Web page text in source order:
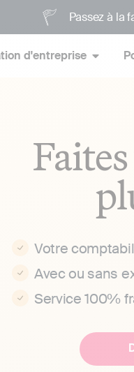
Passez à la
d'entreprise
Votre
Avec ou sans
Service 100%